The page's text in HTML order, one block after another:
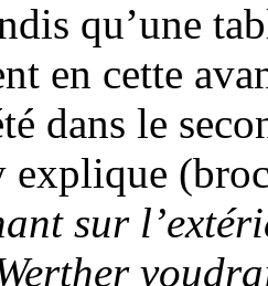
qu’une
en cette
dans le
sur